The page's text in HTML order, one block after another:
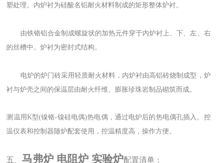
塑处理。内炉衬为硅酸名铝耐火材料制成的矩形整体炉衬。
由铁铬铝合金制成螺旋状的加热元件穿于内炉衬上、下、左、右
的丝槽中。炉衬为密封式结构。
电炉的炉门砖采用轻质耐火材料，内炉衬由高铝砖烧制成型，炉
衬与炉壳之间的保温层由耐火纤维、膨胀珍珠岩制品砌筑而成。
测温用K型(镍铬-镍硅电偶)热电偶，通过电炉后的热电偶孔插入。控
温仪表和控制器随炉配套使用，控温精度高，操作方便。
五、 马弗炉 电阻炉 实验炉配置清单：